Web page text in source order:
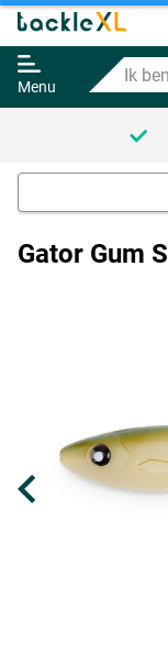
Menu
Ik
ben
op
zoek
naar
Gator
Gator Gum